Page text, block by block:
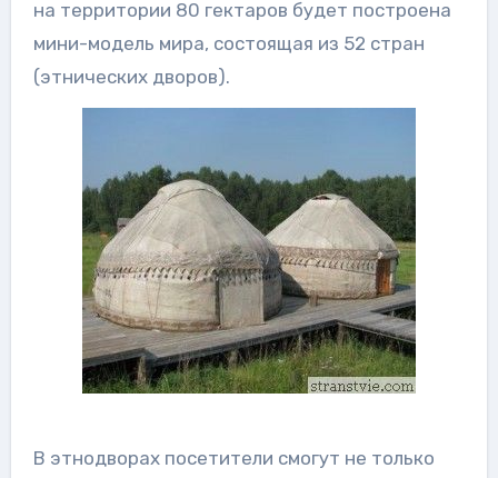
на территории 80 гектаров будет построена
мини-модель мира, состоящая из 52 стран
(этнических дворов).
В этнодворах посетители смогут не только